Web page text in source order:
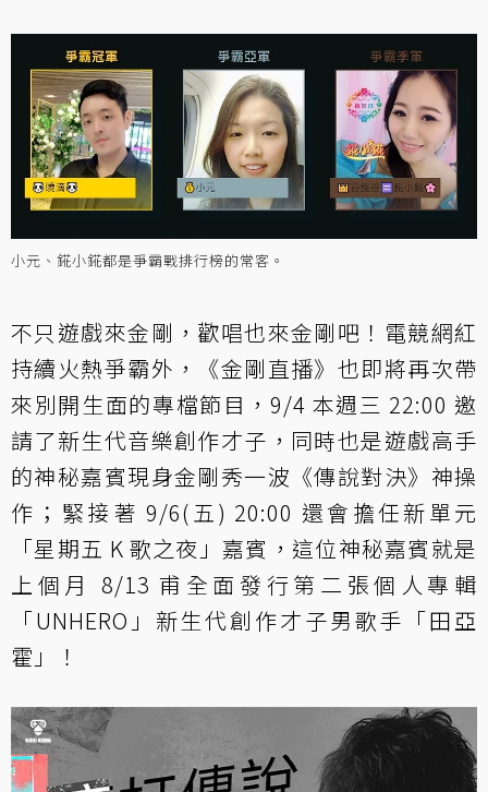
小元、錵小錵都是爭霸戰排行榜的常客。
不只遊戲來金剛，歡唱也來金剛吧！電競網紅
持續火熱爭霸外，《金剛直播》也即將再次帶
來別開生面的專檔節目，9/4 本週三 22:00 邀
請了新生代音樂創作才子，同時也是遊戲高手
的神秘嘉賓現身金剛秀一波《傳說對決》神操
作；緊接著 9/6(五) 20:00 還會擔任新單元
「星期五 K 歌之夜」嘉賓，這位神秘嘉賓就是
上個月 8/13 甫全面發行第二張個人專輯
「UNHERO」新生代創作才子男歌手「田亞
霍」！